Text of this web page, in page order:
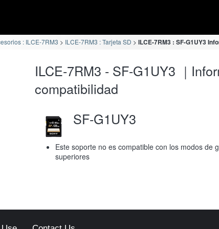
: ILCE-7RM3 ILCE-7RM3 : Tarjeta SD ILCE-7RM3 : SF-G1UY3
ILCE-7RM3 - SF-G1UY3 ｜
compatibilidad
SF-G1UY3
Este soporte no es compatible con los modos de
superiores